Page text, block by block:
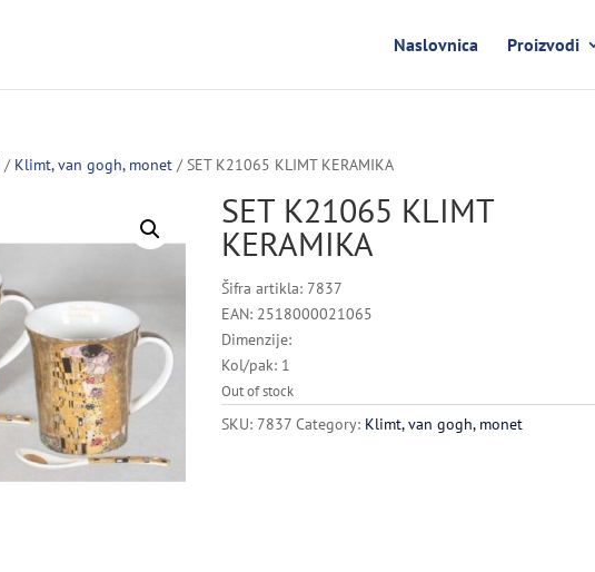
Naslovnica Proizvodi
/ Klimt, van gogh, monet / SET K21065 KLIMT KERAMIKA
SET K21065 KLIMT
KERAMIKA
Šifra artikla: 7837
EAN: 2518000021065
Dimenzije:
Kol/pak: 1
Out of stock
SKU: 7837 Category: Klimt, van gogh, monet